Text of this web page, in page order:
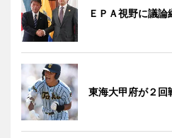
ＥＰＡ視野に議論
東海大甲府が２